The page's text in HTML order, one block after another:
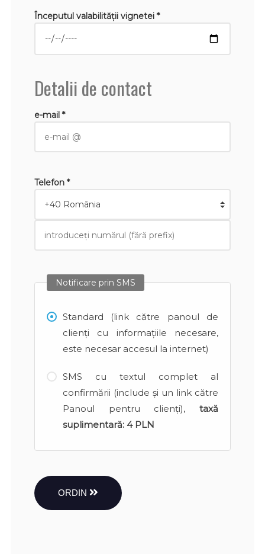
Începutul valabilităţii vignetei *
Detalii de contact
e-mail *
Telefon *
Notificare prin SMS
Standard (link către panoul de
clienți cu informațiile necesare,
este necesar accesul la internet)
SMS cu textul complet al
confirmării (include și un link către
Panoul pentru clienți), taxă
suplimentară: 4 PLN
ORDIN